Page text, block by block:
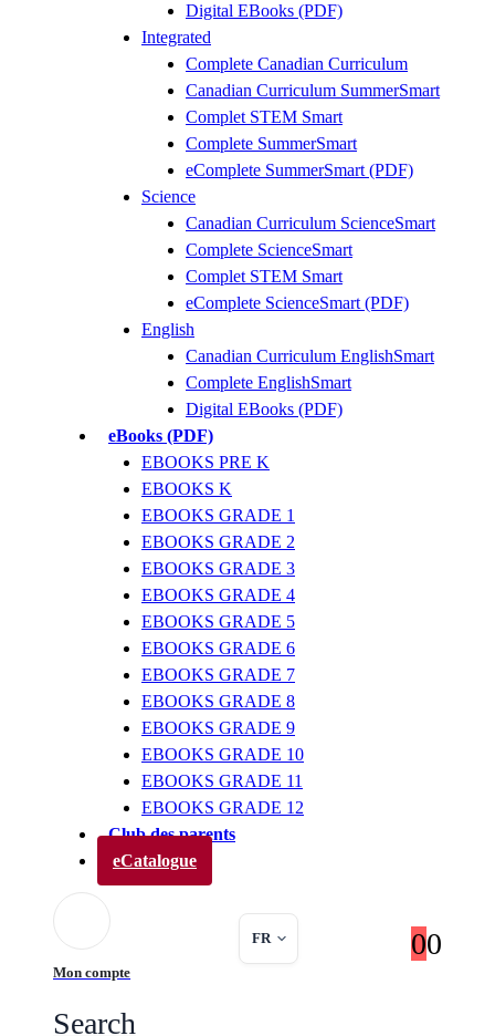
Digital EBooks (PDF)
Integrated
Complete Canadian Curriculum
Canadian Curriculum SummerSmart
Complet STEM Smart
Complete SummerSmart
eComplete SummerSmart (PDF)
Science
Canadian Curriculum ScienceSmart
Complete ScienceSmart
Complet STEM Smart
eComplete ScienceSmart (PDF)
English
Canadian Curriculum EnglishSmart
Complete EnglishSmart
Digital EBooks (PDF)
eBooks (PDF)
EBOOKS PRE K
EBOOKS K
EBOOKS GRADE 1
EBOOKS GRADE 2
EBOOKS GRADE 3
EBOOKS GRADE 4
EBOOKS GRADE 5
EBOOKS GRADE 6
EBOOKS GRADE 7
EBOOKS GRADE 8
EBOOKS GRADE 9
EBOOKS GRADE 10
EBOOKS GRADE 11
EBOOKS GRADE 12
Club des parents
eCatalogue
Mon compte
FR 00
Search